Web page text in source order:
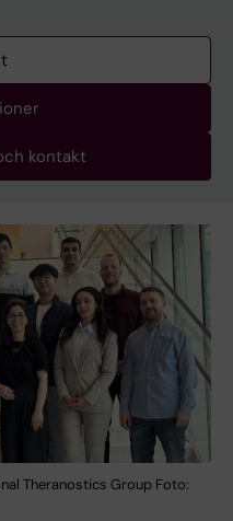
kontakt
Theranostics Group Foto: